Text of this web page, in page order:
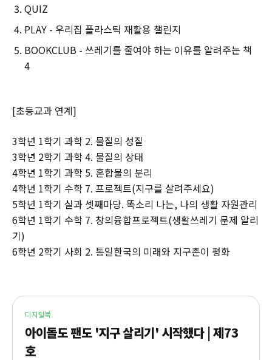
QUIZ
PLAY - 우리집 플라스틱 재활용 챌린지
BOOKCLUB - 쓰레기를 줄여야 하는 이유를 알려주는 책
4
[초등교과 연계]
3학년 1학기 과학 2. 물질의 성질
3학년 2학기 과학 4. 물질의 상태
4학년 1학기 과학 5. 혼합물의 분리
4학년 1학기 수학 7. 프로젝트(지구를 살려주세요)
5학년 1학기 실과 셋째마당. 똑소리 나는, 나의 생활 자원관리
6학년 1학기 수학 7. 창의융합프로젝트(생활쓰레기 문제 알리
기)
6학년 2학기 사회 2. 통일한국의 미래와 지구촌이 평화
디지털북
아이돌도 팬도 '지구 살리기' 시작했다 | 제73
호